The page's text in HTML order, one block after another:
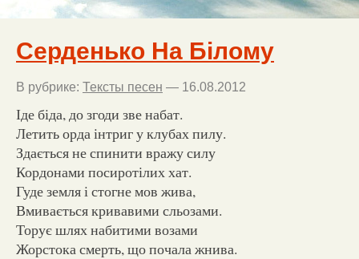
Серденько На Білому
В рубрике: Тексты песен — 16.08.2012
Іде біда, до згоди зве набат.
Летить орда інтриг у клубах пилу.
Здається не спинити вражу силу
Кордонами посиротілих хат.
Гуде земля і стогне мов жива,
Вмивається кривавими сльозами.
Торує шлях набитими возами
Жорстока смерть, що почала жнива.